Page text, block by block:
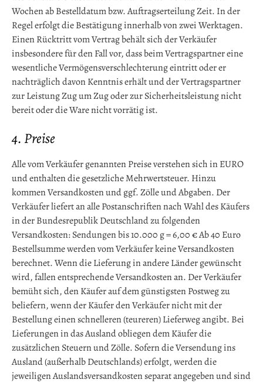
Wochen ab Bestelldatum bzw. Auftragserteilung Zeit. In der
Regel erfolgt die Bestätigung innerhalb von zwei Werktagen.
Einen Rücktritt vom Vertrag behält sich der Verkäufer
insbesondere für den Fall vor, dass beim Vertragspartner eine
wesentliche Vermögensverschlechterung eintritt oder er
nachträglich davon Kenntnis erhält und der Vertragspartner
zur Leistung Zug um Zug oder zur Sicherheitsleistung nicht
bereit oder die Ware nicht vorrätig ist.
4. Preise
Alle vom Verkäufer genannten Preise verstehen sich in EURO
und enthalten die gesetzliche Mehrwertsteuer. Hinzu
kommen Versandkosten und ggf. Zölle und Abgaben. Der
Verkäufer liefert an alle Postanschriften nach Wahl des Käufers
in der Bundesrepublik Deutschland zu folgenden
Versandkosten: Sendungen bis 10.000 g = 6,00 € Ab 40 Euro
Bestellsumme werden vom Verkäufer keine Versandkosten
berechnet. Wenn die Lieferung in andere Länder gewünscht
wird, fallen entsprechende Versandkosten an. Der Verkäufer
bemüht sich, den Käufer auf dem günstigsten Postweg zu
beliefern, wenn der Käufer den Verkäufer nicht mit der
Bestellung einen schnelleren (teureren) Lieferweg angibt. Bei
Lieferungen in das Ausland obliegen dem Käufer die
zusätzlichen Steuern und Zölle. Sofern die Versendung ins
Ausland (außerhalb Deutschlands) erfolgt, werden die
jeweiligen Auslandsversandkosten separat angegeben und sind